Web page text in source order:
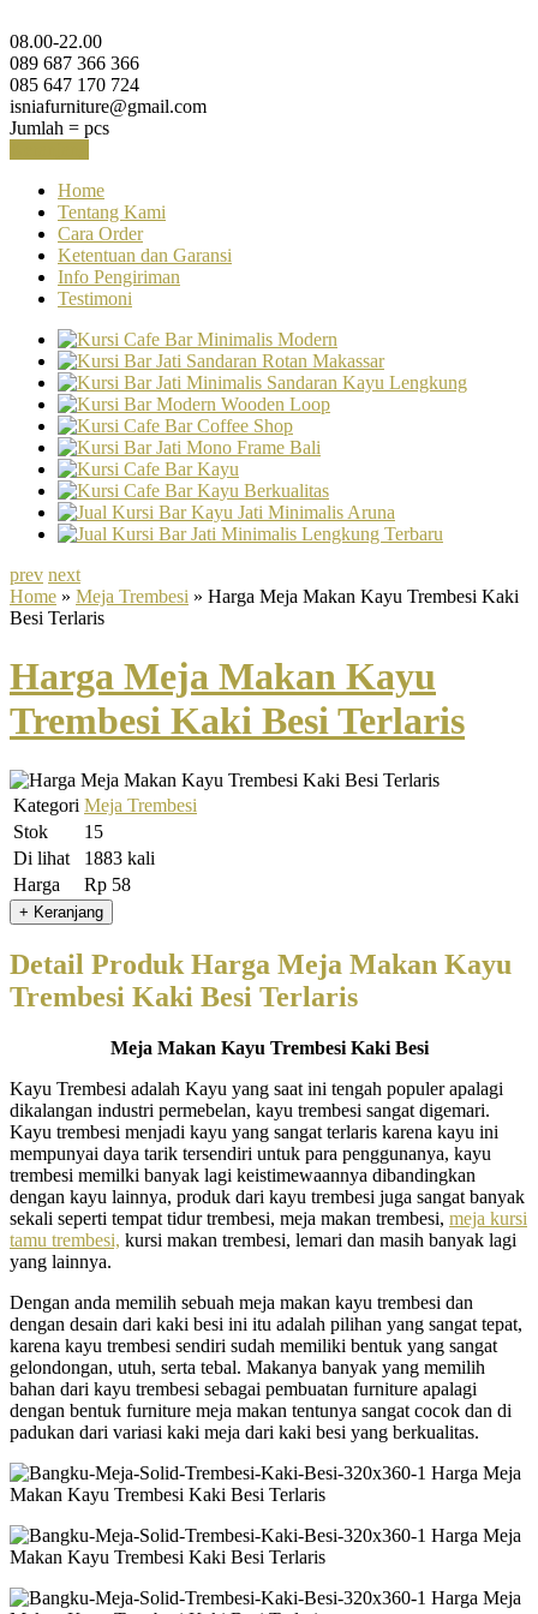
08.00-22.00
089 687 366 366
085 647 170 724
isniafurniture@gmail.com
Jumlah = pcs
Home
Tentang Kami
Cara Order
Ketentuan dan Garansi
Info Pengiriman
Testimoni
prev next
Home » Meja Trembesi » Harga Meja Makan Kayu Trembesi Kaki
Besi Terlaris
Harga Meja Makan Kayu
Trembesi Kaki Besi Terlaris
Kategori Meja Trembesi
Stok
15
Di lihat
1883 kali
Harga
Rp 58
Detail Produk Harga Meja Makan Kayu
Trembesi Kaki Besi Terlaris
Meja Makan Kayu Trembesi Kaki Besi
Kayu Trembesi adalah Kayu yang saat ini tengah populer apalagi
dikalangan industri permebelan, kayu trembesi sangat digemari.
Kayu trembesi menjadi kayu yang sangat terlaris karena kayu ini
mempunyai daya tarik tersendiri untuk para penggunanya, kayu
trembesi memilki banyak lagi keistimewaannya dibandingkan
dengan kayu lainnya, produk dari kayu trembesi juga sangat banyak
sekali seperti tempat tidur trembesi, meja makan trembesi, meja kursi
tamu trembesi, kursi makan trembesi, lemari dan masih banyak lagi
yang lainnya.
Dengan anda memilih sebuah meja makan kayu trembesi dan
dengan desain dari kaki besi ini itu adalah pilihan yang sangat tepat,
karena kayu trembesi sendiri sudah memiliki bentuk yang sangat
gelondongan, utuh, serta tebal. Makanya banyak yang memilih
bahan dari kayu trembesi sebagai pembuatan furniture apalagi
dengan bentuk furniture meja makan tentunya sangat cocok dan di
padukan dari variasi kaki meja dari kaki besi yang berkualitas.